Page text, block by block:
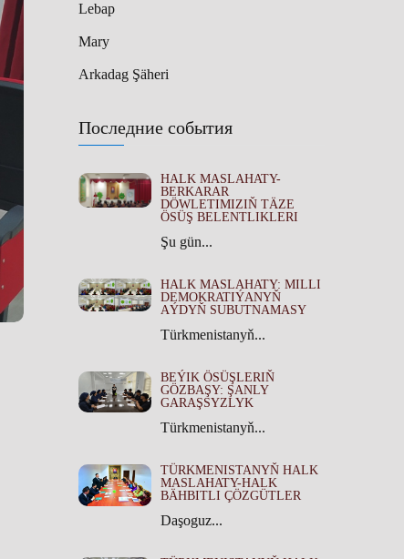
Lebap
Mary
Arkadag Şäheri
Последние события
HALK MASLAHATY-
BERKARAR
DÖWLETIMIZIŇ TÄZE
ÖSÜŞ BELENTLIKLERI
Şu gün...
HALK MASLAHATY: MILLI
DEMOKRATIÝANYŇ
AÝDYŇ SUBUTNAMASY
Türkmenistanyň...
BEÝIK ÖSÜŞLERIŇ
GÖZBAŞY: ŞANLY
GARAŞSYZLYK
Türkmenistanyň...
TÜRKMENISTANYŇ HALK
MASLAHATY-HALK
BÄHBITLI ÇÖZGÜTLER
Daşoguz...